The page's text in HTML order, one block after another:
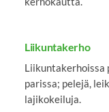
Liikuntakerho
Liikuntakerhoissa
parissa; pelejä,
lajikokeiluja.